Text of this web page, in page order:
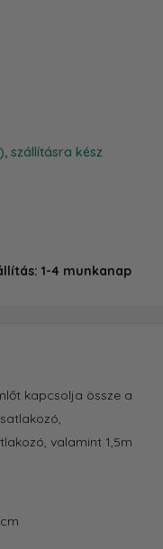
szállításra kész
1-4 munkanap
kapcsolja össze a
valamint 1,5m